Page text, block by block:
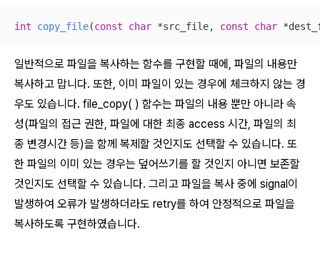
int copy_file(const char *src_file, const char
일반적으로 파일을 복사하는 함수를 구현할 때에, 파일의 내용만
복사하고 맙니다. 또한, 이미 파일이 있는 경우에 체크하지 않는 경
우도 있습니다. file_copy( ) 함수는 파일의 내용 뿐만 아니라 속
성(파일의 접근 권한, 파일에 대한 최종 access 시간, 파일의 최
종 변경시간 등)을 함께 복제할 것인지도 선택할 수 있습니다. 또
한 파일의 이미 있는 경우는 덮어쓰기를 할 것인지 아니면 보존할
것인지도 선택할 수 있습니다. 그리고 파일을 복사 중에 signal이
발생하여 오류가 발생하더라도 retry를 하여 안정적으로 파일을
복사하도록 구현하였습니다.